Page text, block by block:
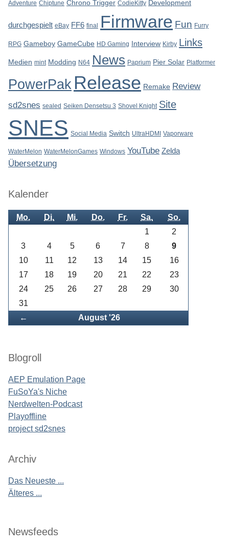
Adventure Chiptune Chrono Trigger CodieKitty Development
durchgespielt eBay FF6 final Firmware Fun Furry
RPG Gameboy GameCube HD Gaming Interview Kirby Links
Medien mint Modding N64 News Paprium Pier Solar Platformer
PowerPak Release Remake Review
sd2snes sealed Seiken Densetsu 3 Shovel Knight Site
SNES Social Media Switch UltraHDMI Vaporware
WaterMelon WaterMelonGames Windows YouTube Zelda
Übersetzung
Kalender
Mo. Di. Mi. Do. Fr. Sa. So.
← August '26
1
2
3
4 5 6 7 8
9
10
11 12 13 14 15
16
17
18 19 20 21 22
23
24
25 26 27 28 29
30
31
Blogroll
AEP Emulation Page
FuSoYa's Niche
Nerdwelten-Podcast
Playoffline
project sd2snes
Archiv
Das Neueste ...
Älteres ...
Newsfeeds